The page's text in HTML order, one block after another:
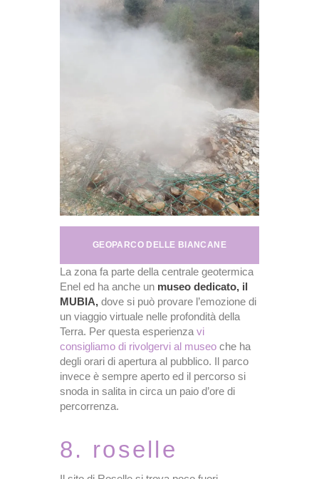
GEOPARCO DELLE BIANCANE
La zona fa parte della centrale geotermica
Enel ed ha anche un museo dedicato, il
MUBIA, dove si può provare l’emozione di
un viaggio virtuale nelle profondità della
Terra. Per questa esperienza vi
consigliamo di rivolgervi al museo che ha
degli orari di apertura al pubblico. Il parco
invece è sempre aperto ed il percorso si
snoda in salita in circa un paio d’ore di
percorrenza.
8. roselle